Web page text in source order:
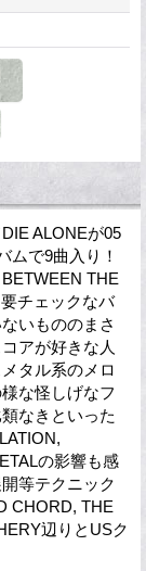
ALONEが05
ムで9曲入り！
THE
チェックなバ
いもののまさ
アが好きな人
タル系のメロ
な怪しげなフ
なきといった
の影響も感
等テクニック
CHORD, THE
辺りとUSク